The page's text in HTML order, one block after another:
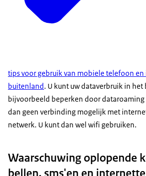
tips voor gebruik van mobiele telefoon
buitenland. U kunt uw dataverbruik in
bijvoorbeeld beperken door dataroaming
dan geen verbinding mogelijk met
netwerk. U kunt dan wel wifi gebruiken.
Waarschuwing oplopende